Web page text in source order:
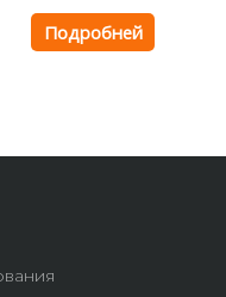
Подробней